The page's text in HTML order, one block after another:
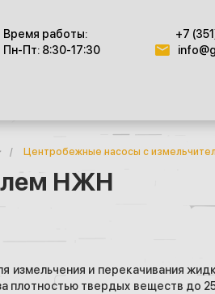
Время работы:
Пн-Пт: 8:30-17:30
+7
/ Центробежные насосы с
НЖН
и перекачивания
плотностью твердых веществ до